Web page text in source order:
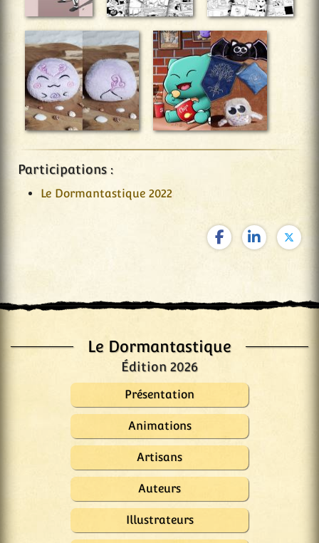
Le Dormantastique
Édition 2026
Présentation
Animations
Artisans
Auteurs
Illustrateurs
Participations :
Le Dormantastique 2022